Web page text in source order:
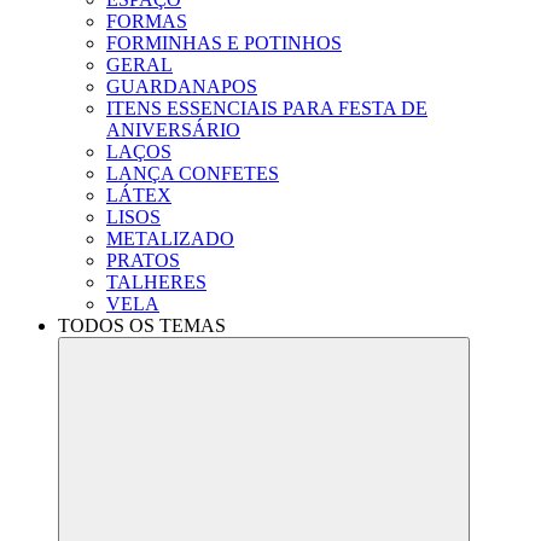
FORMAS
FORMINHAS E POTINHOS
GERAL
GUARDANAPOS
ITENS ESSENCIAIS PARA FESTA DE
ANIVERSÁRIO
LAÇOS
LANÇA CONFETES
LÁTEX
LISOS
METALIZADO
PRATOS
TALHERES
VELA
TODOS OS TEMAS